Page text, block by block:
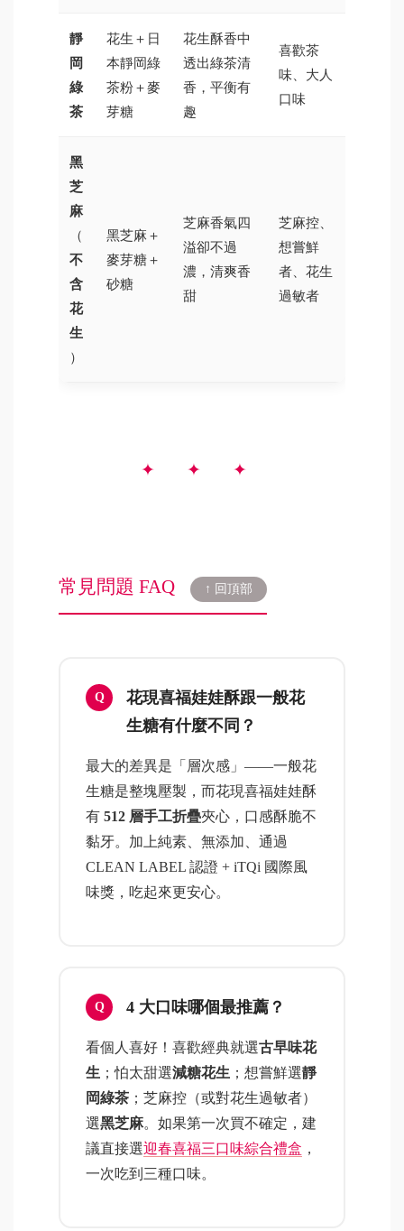
靜
岡
綠
茶
花生＋日
本靜岡綠
茶粉＋麥
芽糖
花生酥香中
透出綠茶清
香，平衡有
趣
喜歡茶
味、大人
口味
黑
芝
麻
（
不
含
花
生
）
黑芝麻＋
麥芽糖＋
砂糖
芝麻香氣四
溢卻不過
濃，清爽香
甜
芝麻控、
想嘗鮮
者、花生
過敏者
常見問題 FAQ ↑ 回頂部
花現喜福娃娃酥跟一般花
生糖有什麼不同？
最大的差異是「層次感」——一般花
生糖是整塊壓製，而花現喜福娃娃酥
有 512 層手工折疊夾心，口感酥脆不
黏牙。加上純素、無添加、通過
CLEAN LABEL 認證 + iTQi 國際風
味獎，吃起來更安心。
4 大口味哪個最推薦？
看個人喜好！喜歡經典就選古早味花
生 ；怕太甜選減糖花生 ；想嘗鮮選靜
岡綠茶 ；芝麻控（或對花生過敏者）
選黑芝麻。如果第一次買不確定，建
議直接選迎春喜福三口味綜合禮盒 ，
一次吃到三種口味。